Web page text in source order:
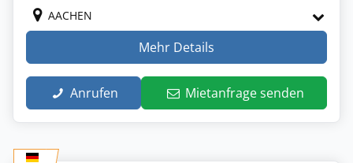
AACHEN
Mehr Details
Anrufen Mietanfrage senden